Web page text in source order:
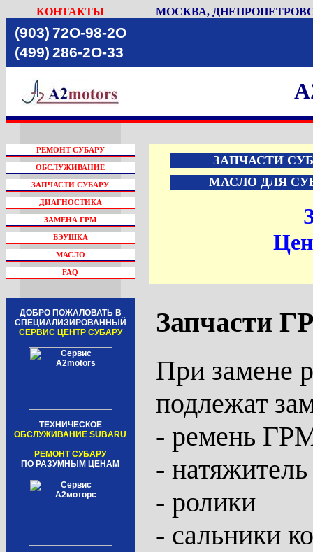
КОНТАКТЫ МОСКВА,
(903) 72O-98-2O
(499) 286-2O-33
РЕМОНТ СУБАРУ
ОБСЛУЖИВАНИЕ
ЗАПЧАСТИ СУБАРУ
ДИАГНОСТИКА
ЗАМЕНА ГРМ
БЭУШКА
МАСЛО
FAQ
ДОБРО ПОЖАЛОВАТЬ В
СПЕЦИАЛИЗИРОВАННЫЙ
СЕРВИС ЦЕНТР СУБАРУ
ТЕХНИЧЕСКОЕ
ОБСЛУЖИВАНИЕ SUBARU
РЕМОНТ СУБАРУ
ПО РАЗУМНЫМ ЦЕНАМ
ЗАПЧАСТИ
МАСЛО ДЛЯ
Запчасти
При замене
подлежат
- ремень
-
- ролики
- сальники